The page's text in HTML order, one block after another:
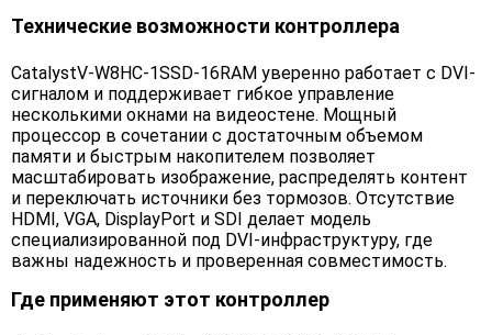
Технические возможности контроллера
CatalystV-W8HC-1SSD-16RAM уверенно работает с DVI-
сигналом и поддерживает гибкое управление
несколькими окнами на видеостене. Мощный
процессор в сочетании с достаточным объемом
памяти и быстрым накопителем позволяет
масштабировать изображение, распределять контент
и переключать источники без тормозов. Отсутствие
HDMI, VGA, DisplayPort и SDI делает модель
специализированной под DVI-инфраструктуру, где
важны надежность и проверенная совместимость.
Где применяют этот контроллер